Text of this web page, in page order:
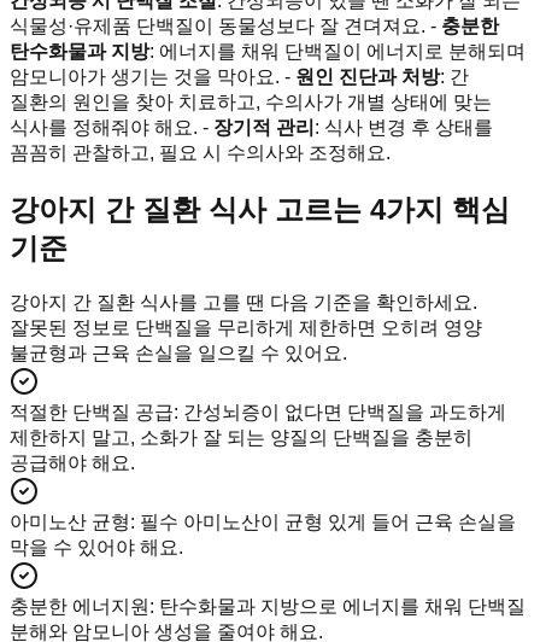
식물성·유제품 단백질이 동물성보다 잘 견뎌져요. - 충분한
탄수화물과 지방: 에너지를 채워 단백질이 에너지로 분해되며
암모니아가 생기는 것을 막아요. - 원인 진단과 처방: 간
질환의 원인을 찾아 치료하고, 수의사가 개별 상태에 맞는
식사를 정해줘야 해요. - 장기적 관리 : 식사 변경 후 상태를
꼼꼼히 관찰하고, 필요 시 수의사와 조정해요.
강아지 간 질환 식사 고르는 4가지 핵심
기준
강아지 간 질환 식사를 고를 땐 다음 기준을 확인하세요.
잘못된 정보로 단백질을 무리하게 제한하면 오히려 영양
불균형과 근육 손실을 일으킬 수 있어요.
적절한 단백질 공급: 간성뇌증이 없다면 단백질을 과도하게
제한하지 말고, 소화가 잘 되는 양질의 단백질을 충분히
공급해야 해요.
아미노산 균형: 필수 아미노산이 균형 있게 들어 근육 손실을
막을 수 있어야 해요.
충분한 에너지원: 탄수화물과 지방으로 에너지를 채워 단백질
분해와 암모니아 생성을 줄여야 해요.